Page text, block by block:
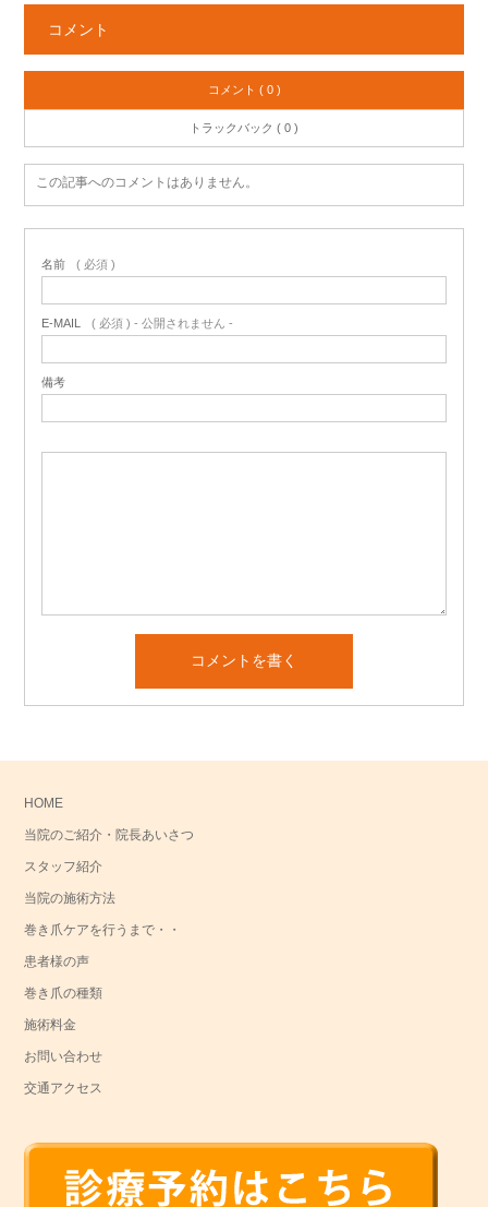
コメント
コメント ( 0 )
トラックバック ( 0 )
この記事へのコメントはありません。
名前 ( 必須 )
E-MAIL ( 必須 ) - 公開されません -
備考
HOME
当院のご紹介・院長あいさつ
スタッフ紹介
当院の施術方法
巻き爪ケアを行うまで・・
患者様の声
巻き爪の種類
施術料金
お問い合わせ
交通アクセス